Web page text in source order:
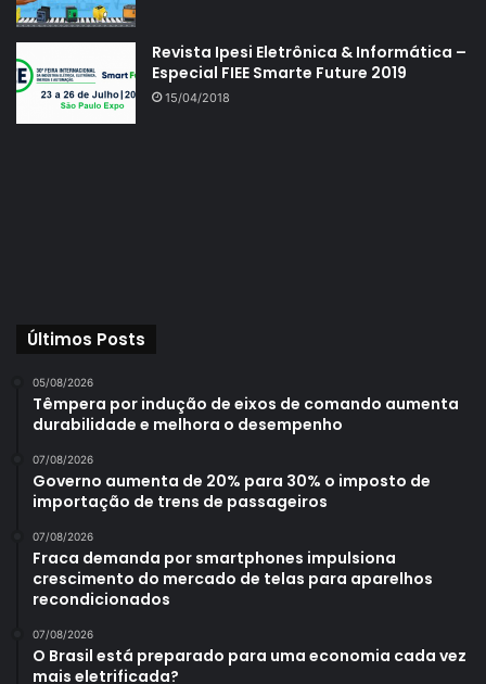
Revista Ipesi Eletrônica & Informática –
Especial FIEE Smarte Future 2019
15/04/2018
Últimos Posts
05/08/2026
Têmpera por indução de eixos de comando aumenta
durabilidade e melhora o desempenho
07/08/2026
Governo aumenta de 20% para 30% o imposto de
importação de trens de passageiros
07/08/2026
Fraca demanda por smartphones impulsiona
crescimento do mercado de telas para aparelhos
recondicionados
07/08/2026
O Brasil está preparado para uma economia cada vez
mais eletrificada?